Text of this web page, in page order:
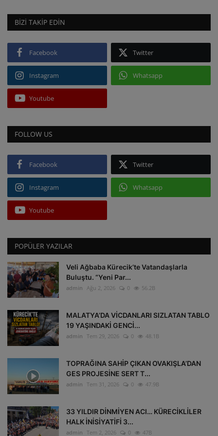
BIZI TAKIP EDIN
Facebook Twitter
Instagram Whatsapp
Youtube
FOLLOW US
Facebook Twitter
Instagram Whatsapp
Youtube
POPÜLER YAZILAR
Veli Ağbaba Kürecik’te Vatandaşlarla
Buluştu. “Yeni Par...
admin Ağu 2, 2026 0 56.2B
MALATYA’DA VİCDANLARI SIZLATAN TABLO
19 YAŞINDAKİ GENCİ...
admin Tem 29, 2026 0 48.1B
TOPRAĞINA SAHİP ÇIKAN OVAKIŞLA’DAN
GES PROJESİNE SERT T...
admin Tem 31, 2026 0 47.9B
33 YILDIR DİNMİYEN ACI… KÜRECİKLİLER
HALK İNİSİYATİFİ 3...
admin Tem 2, 2026 0 47B